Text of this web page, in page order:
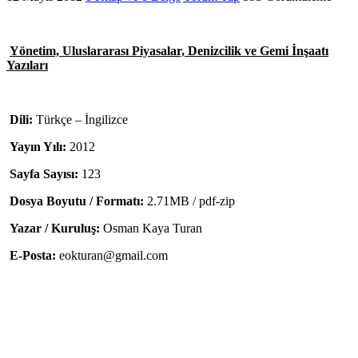
Yönetim, Uluslararası Piyasalar, Denizcilik ve Gemi İnşaatı
Yazıları
Dili: Türkçe – İngilizce
Yayın Yılı: 2012
Sayfa Sayısı: 123
Dosya Boyutu / Formatı: 2.71MB / pdf-zip
Yazar / Kuruluş: Osman Kaya Turan
E-Posta: eokturan@gmail.com